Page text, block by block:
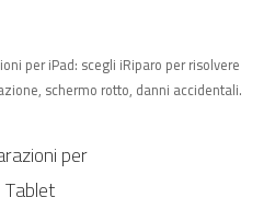
per iPad: scegli iRiparo per risolvere
schermo rotto, danni accidentali.
per
Tablet